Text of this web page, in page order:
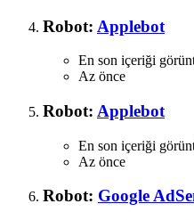
Robot: Applebot
En son içeriği
Az önce
Robot: Applebot
En son içeriği
Az önce
Robot: Google